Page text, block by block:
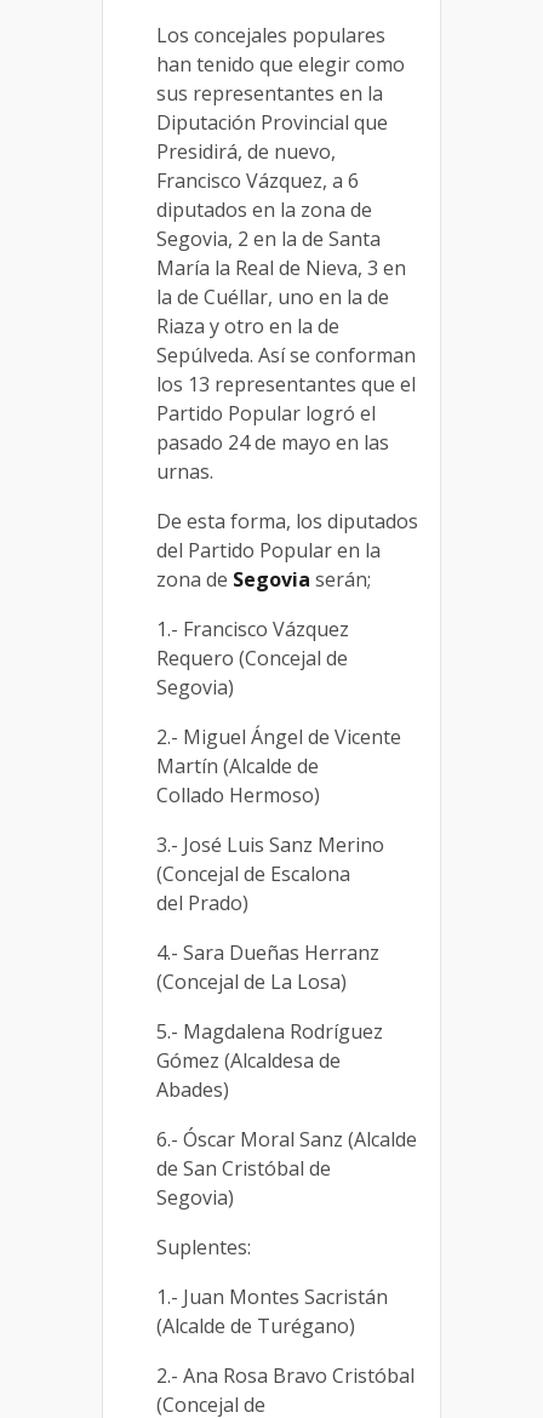
Los concejales populares
han tenido que elegir como
sus representantes en la
Diputación Provincial que
Presidirá, de nuevo,
Francisco Vázquez, a 6
diputados en la zona de
Segovia, 2 en la de Santa
María la Real de Nieva, 3 en
la de Cuéllar, uno en la de
Riaza y otro en la de
Sepúlveda. Así se conforman
los 13 representantes que el
Partido Popular logró el
pasado 24 de mayo en las
urnas.
De esta forma, los diputados
del Partido Popular en la
zona de Segovia serán;
1.- Francisco Vázquez
Requero (Concejal de
Segovia)
2.- Miguel Ángel de Vicente
Martín (Alcalde de
Collado Hermoso)
3.- José Luis Sanz Merino
(Concejal de Escalona
del Prado)
4.- Sara Dueñas Herranz
(Concejal de La Losa)
5.- Magdalena Rodríguez
Gómez (Alcaldesa de
Abades)
6.- Óscar Moral Sanz (Alcalde
de San Cristóbal de
Segovia)
Suplentes:
1.- Juan Montes Sacristán
(Alcalde de Turégano)
2.- Ana Rosa Bravo Cristóbal
(Concejal de